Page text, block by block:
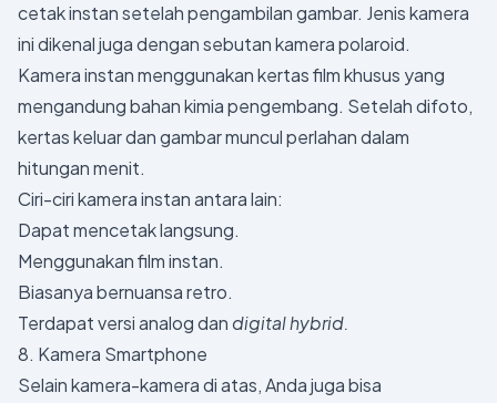
cetak instan setelah pengambilan gambar. Jenis kamera
ini dikenal juga dengan sebutan kamera polaroid.
Kamera instan menggunakan kertas film khusus yang
mengandung bahan kimia pengembang. Setelah difoto,
kertas keluar dan gambar muncul perlahan dalam
hitungan menit.
Ciri-ciri kamera instan antara lain:
Dapat mencetak langsung.
Menggunakan film instan.
Biasanya bernuansa retro.
Terdapat versi analog dan digital hybrid.
8. Kamera Smartphone
Selain kamera-kamera di atas, Anda juga bisa